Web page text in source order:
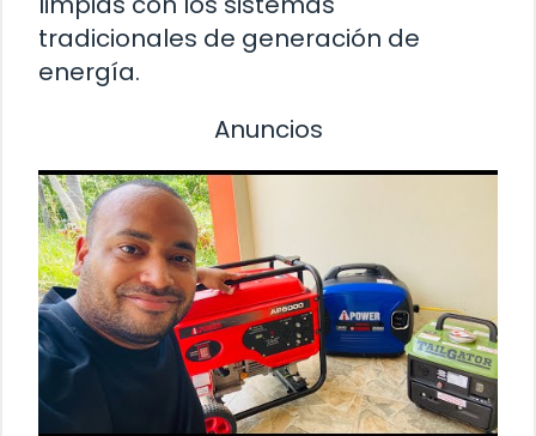
tradicionales de generación de
energía.
Anuncios